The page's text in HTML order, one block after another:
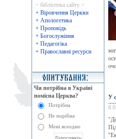
> бібліотека сайту >
+ Віровчення Церкви
+ Апологетика
+ Проповідь
+ Богослужіння
+ Педагогіка
+ Православні ресурси
Чи потрібна в Україні
помісна Церква?
Потрібна
Не порібна
Мені всеодно
У